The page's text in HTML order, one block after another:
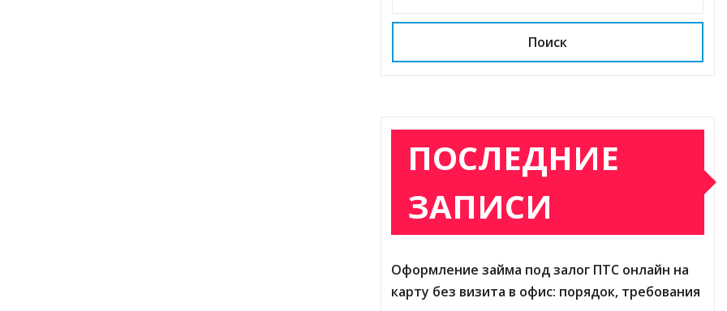
Поиск
ПОСЛЕДНИЕ
ЗАПИСИ
Оформление займа под залог ПТС онлайн на
карту без визита в офис: порядок, требования